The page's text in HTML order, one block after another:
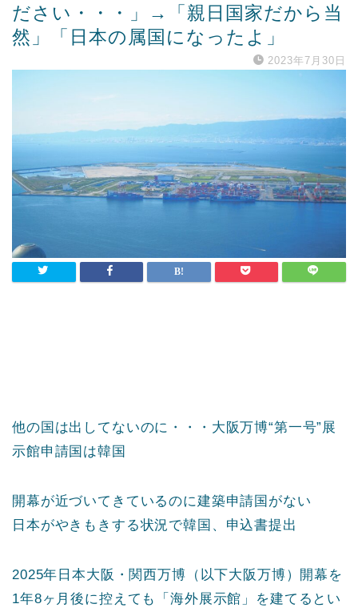
ださい・・・」→「親日国家だから当
然」「日本の属国になったよ」
2023年7月30日
他の国は出してないのに・・・大阪万博“第一号”展
示館申請国は韓国
開幕が近づいてきているのに建築申請国がない
日本がやきもきする状況で韓国、申込書提出
2025年日本大阪・関西万博（以下大阪万博）開幕を
1年8ヶ月後に控えても「海外展示館」を建てるとい